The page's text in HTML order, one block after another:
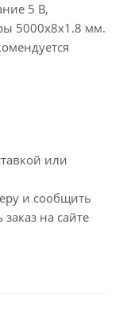
5 В,
5000х8х1.8 мм.
или
и сообщить
на сайте